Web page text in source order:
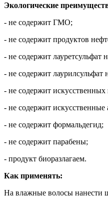
Экологические
- не содержит ГМО;
- не содержит продуктов
- не содержит лауретсульфат
- не содержит лаурилсульфат
- не содержит искусственных
- не содержит искусственные
- не содержит формальдегид;
- не содержит парабены;
- продукт биоразлагаем.
Как применять:
На влажные волосы нанести